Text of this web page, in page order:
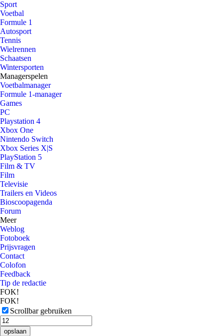
Sport
Voetbal
Formule 1
Autosport
Tennis
Wielrennen
Schaatsen
Wintersporten
Managerspelen
Voetbalmanager
Formule 1-manager
Games
PC
Playstation 4
Xbox One
Nintendo Switch
Xbox Series X|S
PlayStation 5
Film & TV
Film
Televisie
Trailers en Videos
Bioscoopagenda
Forum
Meer
Weblog
Fotoboek
Prijsvragen
Contact
Colofon
Feedback
Tip de redactie
FOK!
FOK!
Scrollbar gebruiken
opslaan